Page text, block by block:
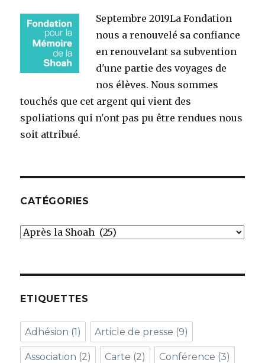
Septembre 2019La Fondation
nous a renouvelé sa confiance
en renouvelant sa subvention
d'une partie des voyages de
nos élèves. Nous sommes
touchés que cet argent qui vient des
spoliations qui n'ont pas pu être rendues nous
soit attribué.
CATÉGORIES
Catégories
ETIQUETTES
Adhésion (1) Article de presse (9)
Association (2) Carte (2) Conférence (3)